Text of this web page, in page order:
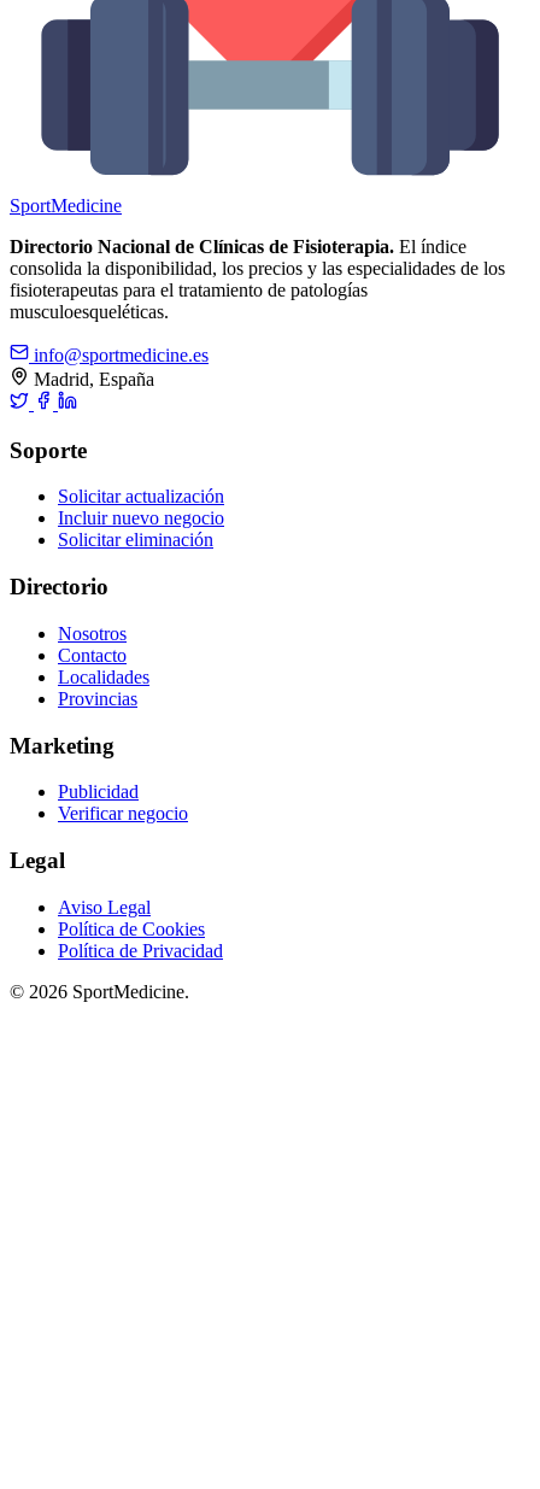
SportMedicine
Directorio Nacional de Clínicas de Fisioterapia. El índice
consolida la disponibilidad, los precios y las especialidades de los
fisioterapeutas para el tratamiento de patologías
musculoesqueléticas.
info@sportmedicine.es
Madrid, España
Soporte
Solicitar actualización
Incluir nuevo negocio
Solicitar eliminación
Directorio
Nosotros
Contacto
Localidades
Provincias
Marketing
Publicidad
Verificar negocio
Legal
Aviso Legal
Política de Cookies
Política de Privacidad
© 2026 SportMedicine.